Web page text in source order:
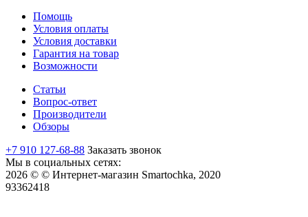
Помощь
Условия оплаты
Условия доставки
Гарантия на товар
Возможности
Статьи
Вопрос-ответ
Производители
Обзоры
+7 910 127-68-88 Заказать звонок
Мы в социальных сетях:
2026 © © Интернет-магазин Smartochka, 2020
93362418